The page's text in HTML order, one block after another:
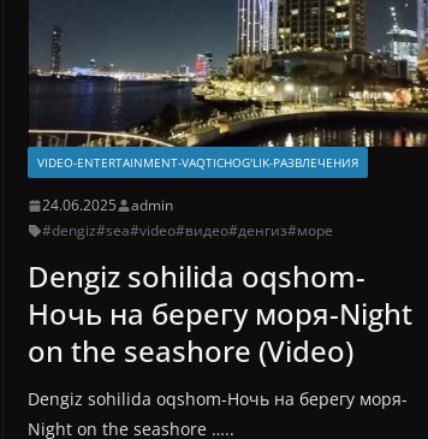
VIDEO-ENTERTAINMENT-VAQTICHOG'LIK-РАЗВЛЕЧЕНИЯ
24.06.2025
admin
#dengiz#sea#video#видео#денгиз#море
Dengiz sohilida oqshom-
Ночь на берегу моря-Night
on the seashore (Video)
Dengiz sohilida oqshom-Ночь на берегу моря-
Night on the seashore …..